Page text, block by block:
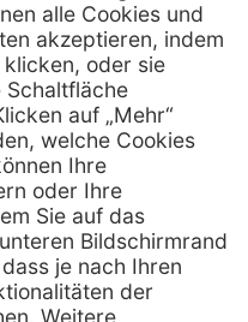
Hilfe
FAQs
Kontakt
Lob & Kritik
Rechtliches
AGB